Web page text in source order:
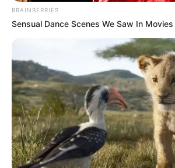
BRAINBERRIES
Sensual Dance Scenes We Saw In Movies